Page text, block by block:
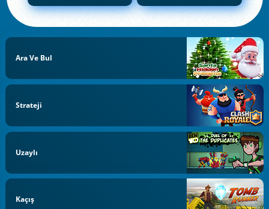
Ara Ve Bul
Strateji
Uzaylı
Kaçış